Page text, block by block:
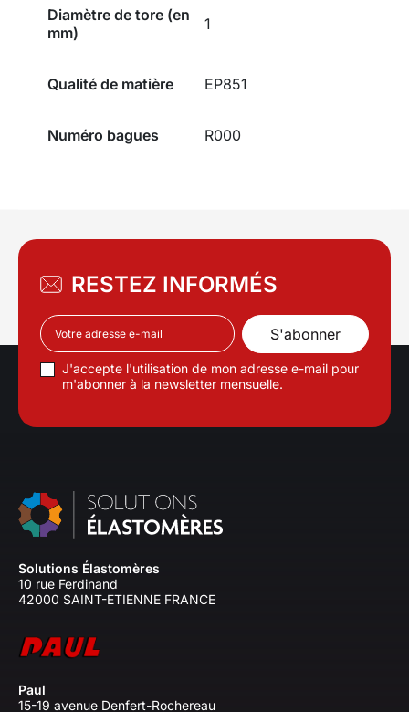
Diamètre de tore (en
mm)
1
Qualité de matière EP851
Numéro bagues R000
RESTEZ INFORMÉS
J'accepte l'utilisation de mon adresse e-mail pour
m'abonner à la newsletter mensuelle.
Solutions Élastomères
10 rue Ferdinand
42000 SAINT-ETIENNE FRANCE
Paul
15-19 avenue Denfert-Rochereau